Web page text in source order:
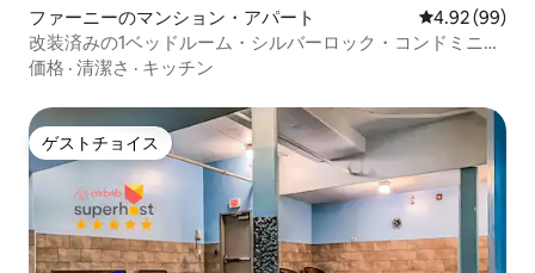
ファーニーのマンション・アパート レビュー99
4.92 (99)
改装済みの1ベッドルーム・シルバーロック・コンドミニア
ム
価格 · 清潔さ · キッチン
ゲストチョイス
ゲストチョイス